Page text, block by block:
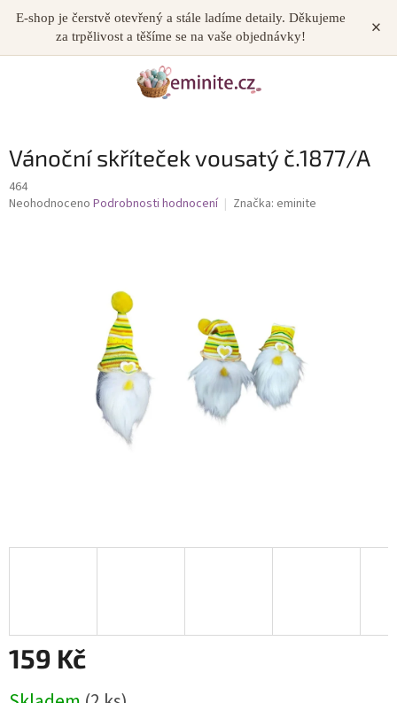
E-shop je čerstvě otevřený a stále ladíme detaily. Děkujeme
za trpělivost a těšíme se na vaše objednávky!
×
Vánoční skříteček vousatý č.1877/A
464
Průměrné
Neohodnoceno Podrobnosti hodnocení Značka: eminite
159 Kč